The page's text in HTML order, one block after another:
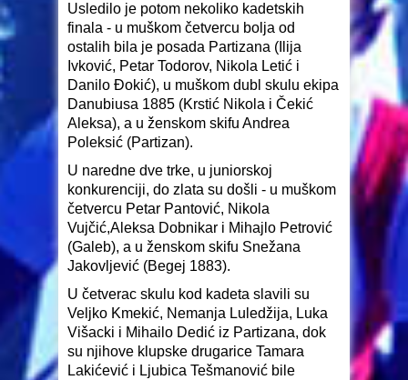
Usledilo je potom nekoliko kadetskih
finala - u muškom četvercu bolja od
ostalih bila je posada Partizana (Ilija
Ivković, Petar Todorov, Nikola Letić i
Danilo Đokić), u muškom dubl skulu ekipa
Danubiusa 1885 (Krstić Nikola i Čekić
Aleksa), a u ženskom skifu Andrea
Poleksić (Partizan).
U naredne dve trke, u juniorskoj
konkurenciji, do zlata su došli - u muškom
četvercu Petar Pantović, Nikola
Vujčić,Aleksa Dobnikar i Mihajlo Petrović
(Galeb), a u ženskom skifu Snežana
Jakovljević (Begej 1883).
U četverac skulu kod kadeta slavili su
Veljko Kmekić, Nemanja Luledžija, Luka
Višacki i Mihailo Dedić iz Partizana, dok
su njihove klupske drugarice Tamara
Lakićević i Ljubica Tešmanović bile